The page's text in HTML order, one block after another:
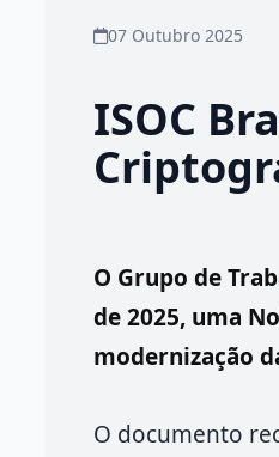
07 Outubro 2025
ISOC
O Grupo de
de 2025, uma
modernização
O documento